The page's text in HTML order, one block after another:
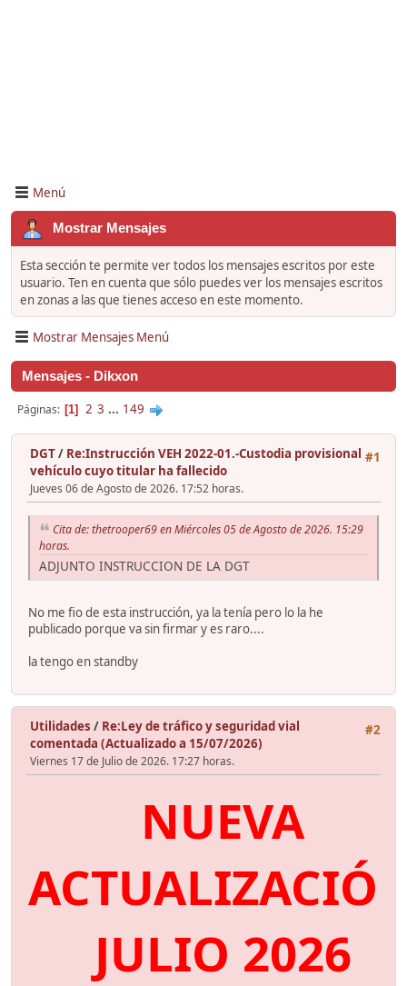
Menú
Mostrar Mensajes
Esta sección te permite ver todos los mensajes escritos por este
usuario. Ten en cuenta que sólo puedes ver los mensajes escritos
en zonas a las que tienes acceso en este momento.
Mostrar Mensajes Menú
Mensajes - Dikxon
Páginas 1 2 3 ... 149
#1
DGT/ Re:Instrucción VEH 2022-01.-Custodia provisional
vehículo cuyo titular ha fallecido
Jueves 06 de Agosto de 2026. 17:52 horas.
Cita de: thetrooper69 en Miércoles 05 de Agosto de 2026. 15:29
horas.
ADJUNTO INSTRUCCION DE LA DGT
No me fio de esta instrucción, ya la tenía pero lo la he
publicado porque va sin firmar y es raro....
la tengo en standby
#2
Utilidades / Re:Ley de tráfico y seguridad vial
comentada (Actualizado a 15/07/2026)
Viernes 17 de Julio de 2026. 17:27 horas.
NUEVA
JULIO 2026